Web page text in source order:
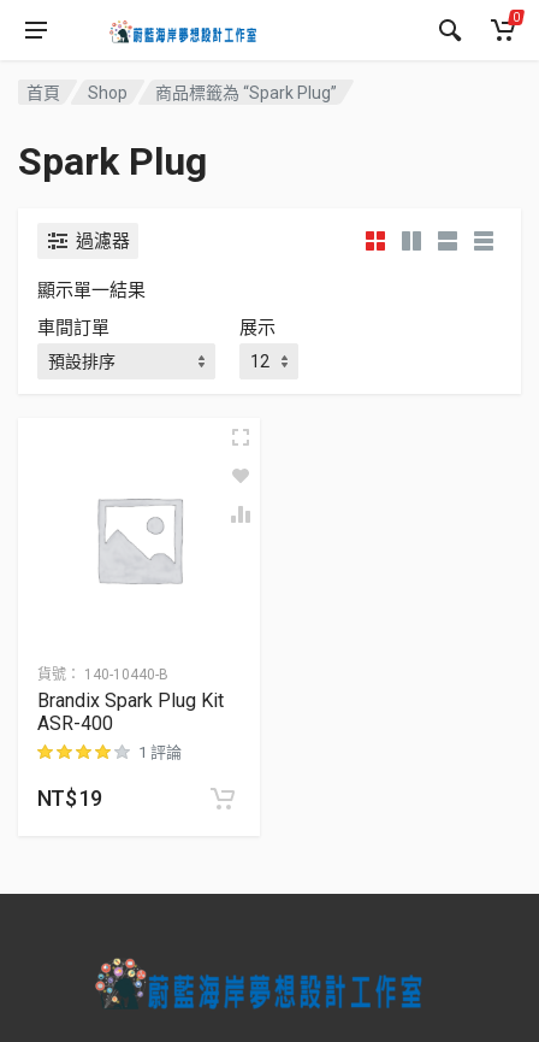
0
首頁 Shop 商品標籤為 “Spark Plug”
Spark Plug
過濾器
顯示單一結果
車間訂單
展示
貨號： 140-10440-B
Brandix Spark Plug Kit
ASR-400
位顧客進行評分
1 評論
NT$19